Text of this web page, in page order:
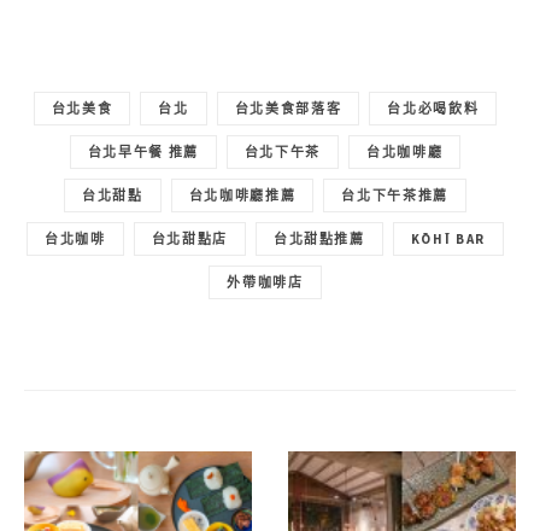
台北美食 台北 台北美食部落客 台北必喝飲料
台北早午餐 推薦 台北下午茶 台北咖啡廳
台北甜點 台北咖啡廳推薦 台北下午茶推薦
台北咖啡 台北甜點店 台北甜點推薦 KŌHĪ BAR
外帶咖啡店